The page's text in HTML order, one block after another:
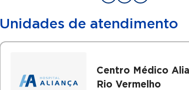
Unidades de atendimento
Centro Médico
Rio Vermelho